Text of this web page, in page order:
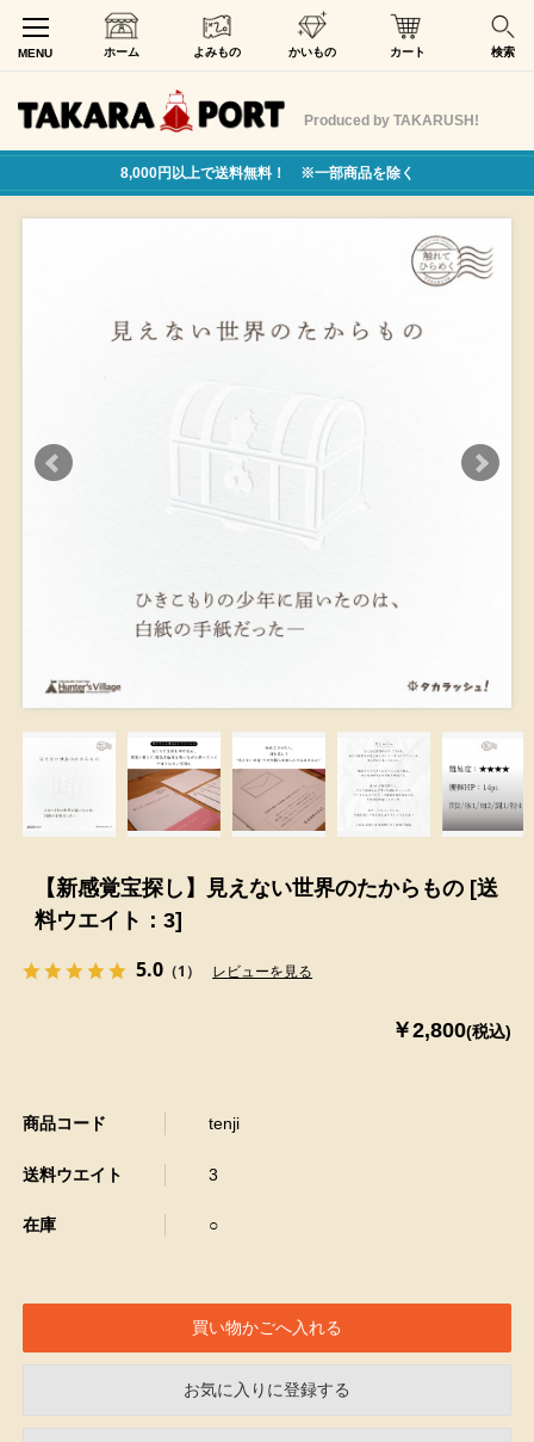
MENU ホーム よみもの かいもの カート 検索
Produced by TAKARUSH!
8,000円以上で送料無料！ ※一部商品を除く
【新感覚宝探し】見えない世界のたからもの [送
料ウエイト：3]
5.0 （1） レビューを見る
￥2,800(税込)
商品コード tenji
送料ウエイト 3
在庫 ○
お気に入りに登録する